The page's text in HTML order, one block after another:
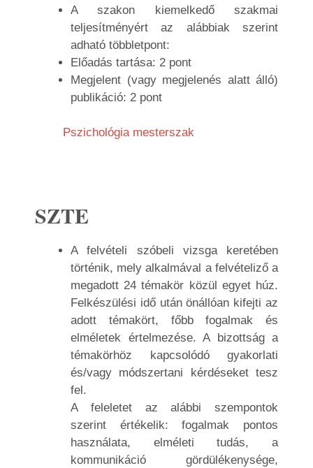
A szakon kiemelkedő szakmai
teljesítményért az alábbiak szerint
adható többletpont:
Előadás tartása: 2 pont
Megjelent (vagy megjelenés alatt álló)
publikáció: 2 pont
Pszichológia mesterszak
SZTE
A felvételi szóbeli vizsga keretében
történik, mely alkalmával a felvételiző a
megadott 24 témakör közül egyet húz.
Felkészülési idő után önállóan kifejti az
adott témakört, főbb fogalmak és
elméletek értelmezése. A bizottság a
témakörhöz kapcsolódó gyakorlati
és/vagy módszertani kérdéseket tesz
fel.
A feleletet az alábbi szempontok
szerint értékelik: fogalmak pontos
használata, elméleti tudás, a
kommunikáció gördülékenysége,